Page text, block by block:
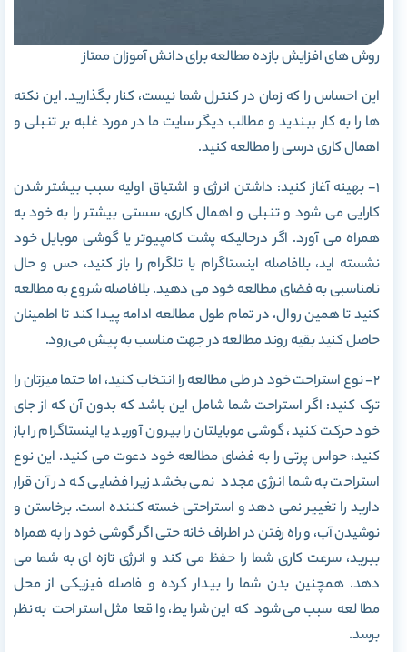
روش های افزایش بازده مطالعه برای دانش آموزان ممتاز
این احساس را که زمان در کنترل شما نیست، کنار بگذارید. این نکته
ها را به کار ببندید و مطالب دیگر سایت ما در مورد غلبه بر تنبلی و
اهمال کاری درسی را مطالعه کنید.
۱- بهینه آغاز کنید: داشتن انرژی و اشتیاق اولیه سبب بیشتر شدن
کارایی می شود و تنبلی و اهمال کاری، سستی بیشتر را به خود به
همراه می آورد. اگر درحالیکه پشت کامپیوتر یا گوشی موبایل خود
نشسته اید، بلافاصله اینستاگرام یا تلگرام را باز کنید، حس و حال
نامناسبی به فضای مطالعه خود می دهید. بلافاصله شروع به مطالعه
کنید تا همین روال، در تمام طول مطالعه ادامه پیدا کند تا اطمینان
حاصل کنید بقیه روند مطالعه در جهت مناسب به پیش می‌رود.
۲- نوع استراحت خود در طی مطالعه را انتخاب کنید، اما حتما میزتان را
ترک کنید: اگر استراحت شما شامل این باشد که بدون آن که از جای
خود حرکت کنید، گوشی موبایلتان را بیرون آورید یا اینستاگرام را باز
کنید، حواس پرتی را به فضای مطالعه خود دعوت می کنید. این نوع
استراحت به شما انرژی مجدد نمی بخشد زیرا فضایی که در آن قرار
دارید را تغییر نمی دهد و استراحتی خسته کننده است. برخاستن و
نوشیدن آب، و راه رفتن در اطراف خانه حتی اگر گوشی خود را به همراه
ببرید، سرعت کاری شما را حفظ می کند و انرژی تازه ای به شما می
دهد. همچنین بدن شما را بیدار کرده و فاصله فیزیکی از محل
مطالعه سبب می‌شود که این شرایط، واقعا مثل استراحت به نظر
برسد.